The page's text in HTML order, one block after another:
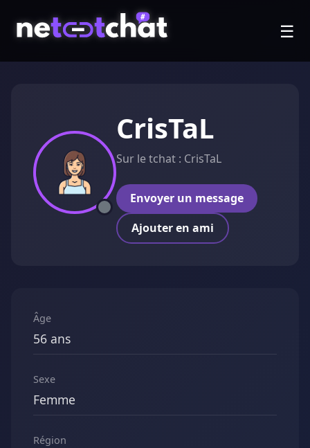
☰
CrisTaL
Sur le tchat : CrisTaL
Envoyer un message
Ajouter en ami
Âge
56 ans
Sexe
Femme
Région